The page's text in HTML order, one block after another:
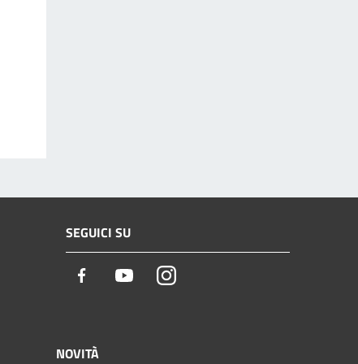
SEGUICI SU
Facebook YoutubeInstagram
NOVITÀ